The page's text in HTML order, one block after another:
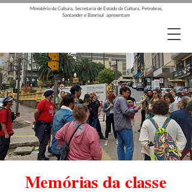
Ministério da Cultura, Secretaria de Estado da Cultura, Petrobras,
Santander e Banrisul apresentam
Memórias da classe